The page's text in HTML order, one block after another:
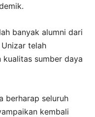
banyak alumni dari
telah
sumber daya
berharap seluruh
kembali